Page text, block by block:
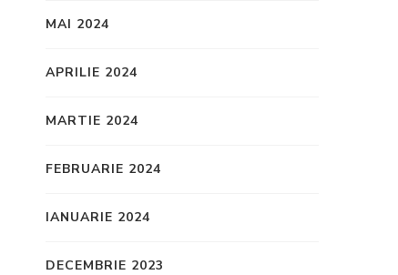
MAI 2024
APRILIE 2024
MARTIE 2024
FEBRUARIE 2024
IANUARIE 2024
DECEMBRIE 2023